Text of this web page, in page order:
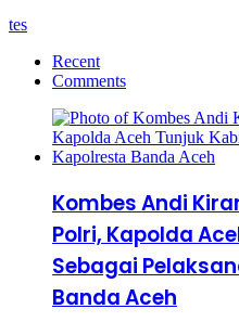
tes
Recent
Comments
Kombes Andi
Polri, Kapolda
Sebagai
Banda Aceh